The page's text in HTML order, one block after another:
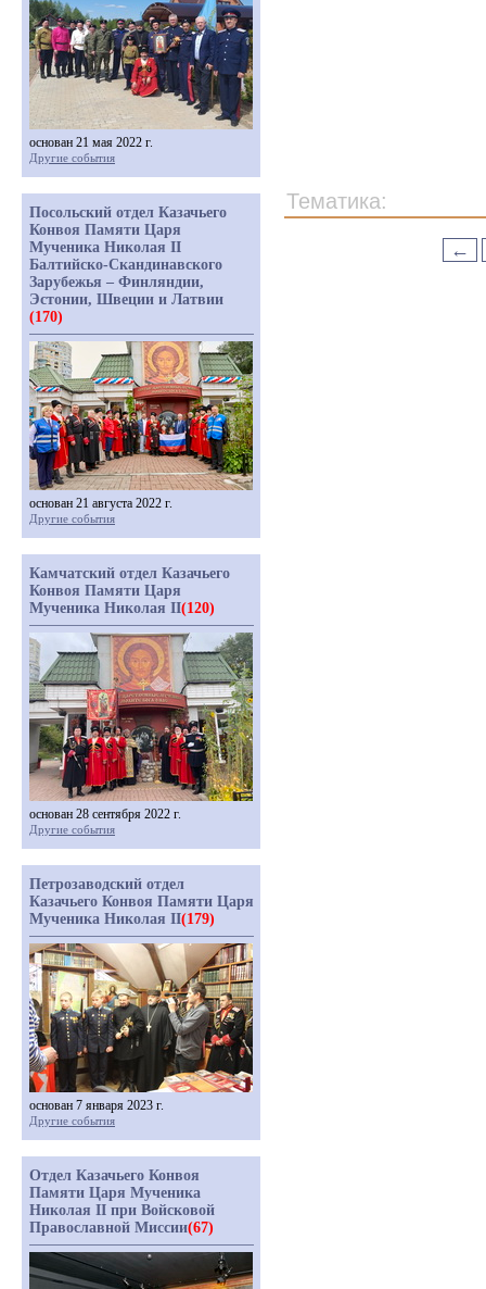
Тематика:
←
основан 21 мая 2022 г.
Другие события
Посольский отдел Казачьего
Конвоя Памяти Царя
Мученика Николая II
Балтийско-Скандинавского
Зарубежья – Финляндии,
Эстонии, Швеции и Латвии
(170)
основан 21 августа 2022 г.
Другие события
Камчатский отдел Казачьего
Конвоя Памяти Царя
Мученика Николая II(120)
основан 28 сентября 2022 г.
Другие события
Петрозаводский отдел
Казачьего Конвоя Памяти Царя
Мученика Николая II(179)
основан 7 января 2023 г.
Другие события
Отдел Казачьего Конвоя
Памяти Царя Мученика
Николая II при Войсковой
Православной Миссии(67)